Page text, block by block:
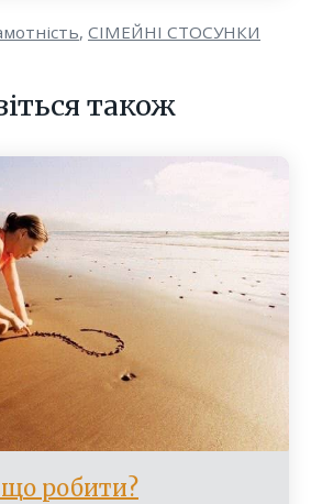
, СІМЕЙНІ СТОСУНКИ
також
що робити?